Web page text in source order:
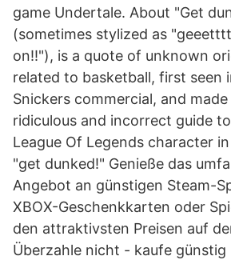
game Undertale. About "Get
(sometimes stylized as
on!!"), is a quote of unknown
related to basketball, first seen
Snickers commercial, and
ridiculous and incorrect guide
League Of Legends character
"get dunked!" Genieße das
Angebot an günstigen Steam-
XBOX-Geschenkkarten oder
den attraktivsten Preisen auf
Überzahle nicht - kaufe günstig